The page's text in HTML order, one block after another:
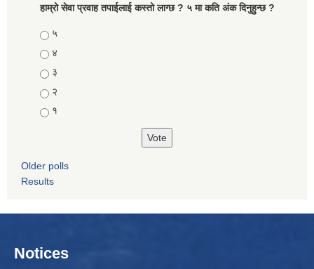
हाम्रो सेवा प्रवाह तपाईलाई कस्तो लाग्छ ? ५ मा कति अंक दिनुहुन्छ ?
Choices
५
४
३
२
१
Older polls
Results
Notices